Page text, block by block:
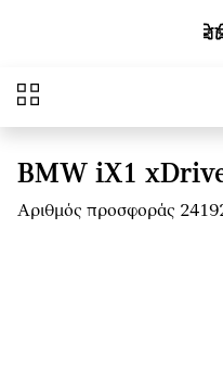
Μετάβαση στο κύριο
Επισκόπηση
BMW iX1
Αριθμός προσφοράς